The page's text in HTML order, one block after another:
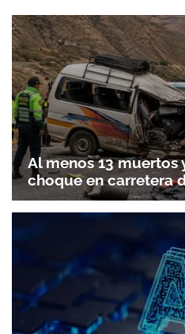
Al menos 13 muertos
choque en carretera